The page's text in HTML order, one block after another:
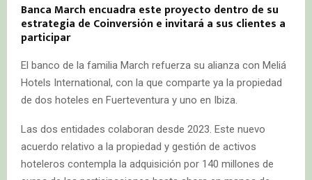
Banca March encuadra este proyecto dentro de su
estrategia de Coinversión e invitará a sus clientes a
participar
El banco de la familia March refuerza su alianza con Meliá
Hotels International, con la que comparte ya la propiedad
de dos hoteles en Fuerteventura y uno en Ibiza.
Las dos entidades colaboran desde 2023. Este nuevo
acuerdo relativo a la propiedad y gestión de activos
hoteleros contempla la adquisición por 140 millones de